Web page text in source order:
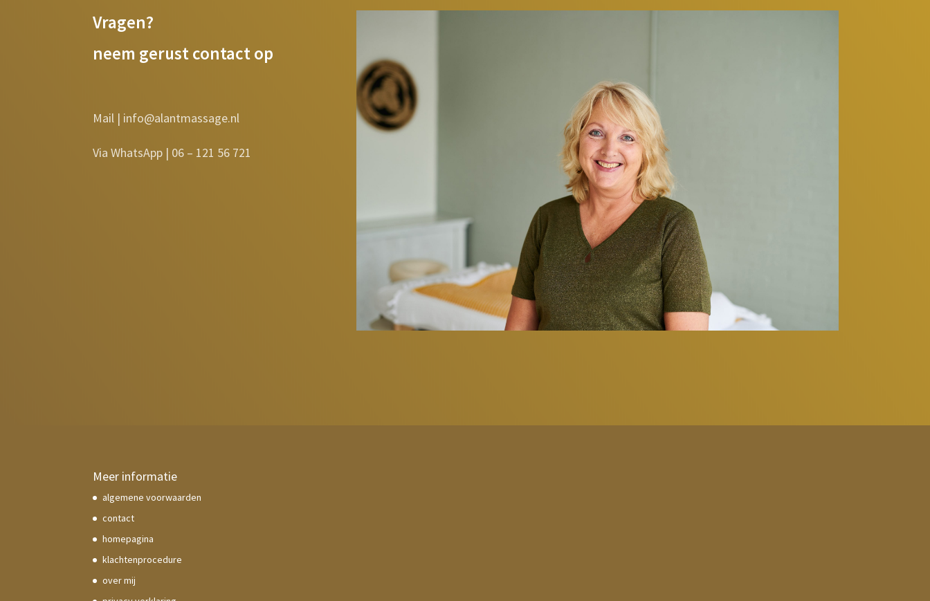
Vragen?
neem gerust contact op
Mail | info@alantmassage.nl
Via WhatsApp | 06 – 121 56 721
Meer informatie
algemene voorwaarden
contact
homepagina
klachtenprocedure
over mij